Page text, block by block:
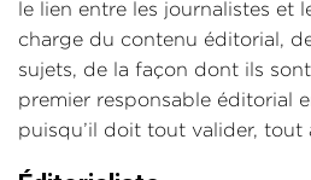
le lien entre les journalistes et
charge du contenu éditorial,
sujets, de la façon dont ils
premier responsable éditorial
puisqu’il doit tout valider, tout